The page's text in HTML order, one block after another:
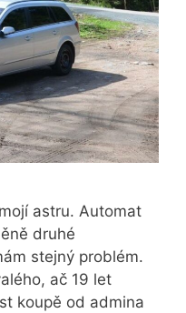
astru. Automat
druhé
stejný problém.
ač 19 let
koupě od admina